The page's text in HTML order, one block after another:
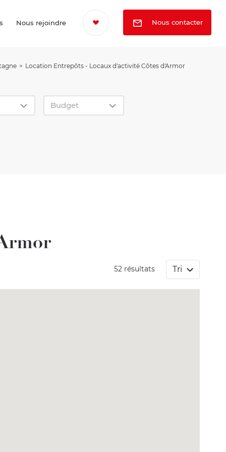
Nous rejoindre Nous contacter
Location Entrepôts - Locaux d'activité Côtes d'Armor
Budget
52 résultats Tri